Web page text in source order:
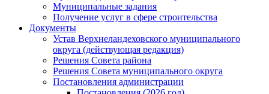
Муниципальные задания
Получение услуг в сфере строительства
Документы
Устав Верхнеландеховского муниципального
округа (действующая редакция)
Решения Совета района
Решения Совета муниципального округа
Постановления администрации